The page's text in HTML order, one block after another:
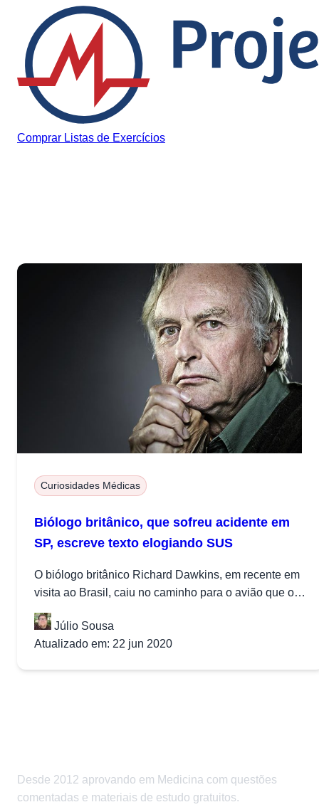
Pular para o conteúdo
Comprar Listas de Exercícios
Curiosidades Médicas
Biólogo britânico, que sofreu acidente em
SP, escreve texto elogiando SUS
O biólogo britânico Richard Dawkins, em recente em
visita ao Brasil, caiu no caminho para o avião que o
levaria...
Júlio Sousa
Atualizado em: 22 jun 2020
Desde 2012 aprovando em Medicina com questões
comentadas e materiais de estudo gratuitos.